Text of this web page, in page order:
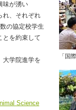
「国
味が湧い
れ、それぞれ
の協定校学生
とを約束して
大学院進学を
Science